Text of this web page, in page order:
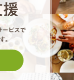
食べログの集